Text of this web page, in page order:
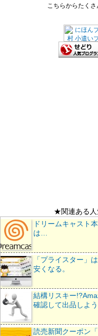
こちらからたく
★関連ある人
ドリームキャスト
は…
「プライスター」
安くなる。
結構リスキー
確認して出品しよ
読売新聞クーポン